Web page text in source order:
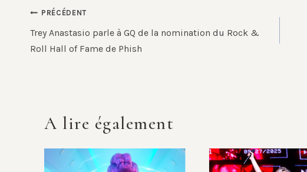
Navigation
de
l’article
PRÉCÉDENT
Trey Anastasio parle à GQ de la nomination du Rock &
Roll Hall of Fame de Phish
A lire également